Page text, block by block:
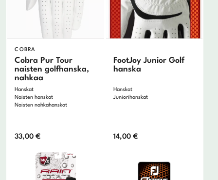
COBRA
Cobra Pur Tour
naisten golfhanska,
nahkaa
Hanskat
Naisten hanskat
Naisten nahkahanskat
33,00€
FootJoy Junior Golf
hanska
Hanskat
Juniorihanskat
14,00 €